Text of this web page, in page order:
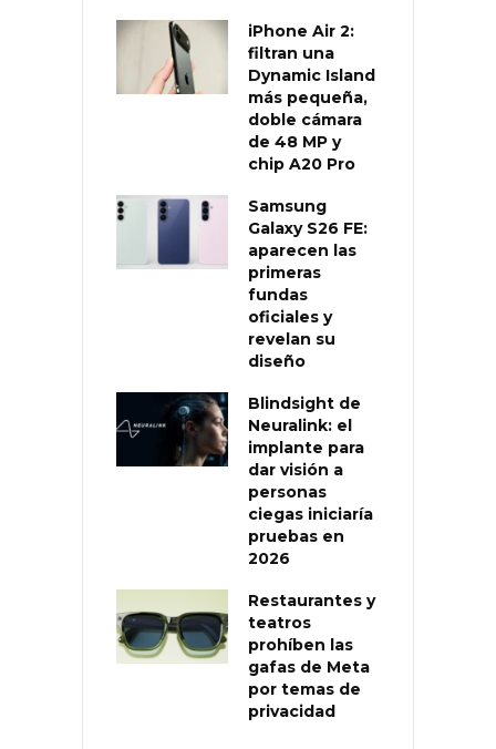
iPhone Air 2:
filtran una
Dynamic Island
más pequeña,
doble cámara
de 48 MP y
chip A20 Pro
Samsung
Galaxy S26 FE:
aparecen las
primeras
fundas
oficiales y
revelan su
diseño
Blindsight de
Neuralink: el
implante para
dar visión a
personas
ciegas iniciaría
pruebas en
2026
Restaurantes y
teatros
prohíben las
gafas de Meta
por temas de
privacidad